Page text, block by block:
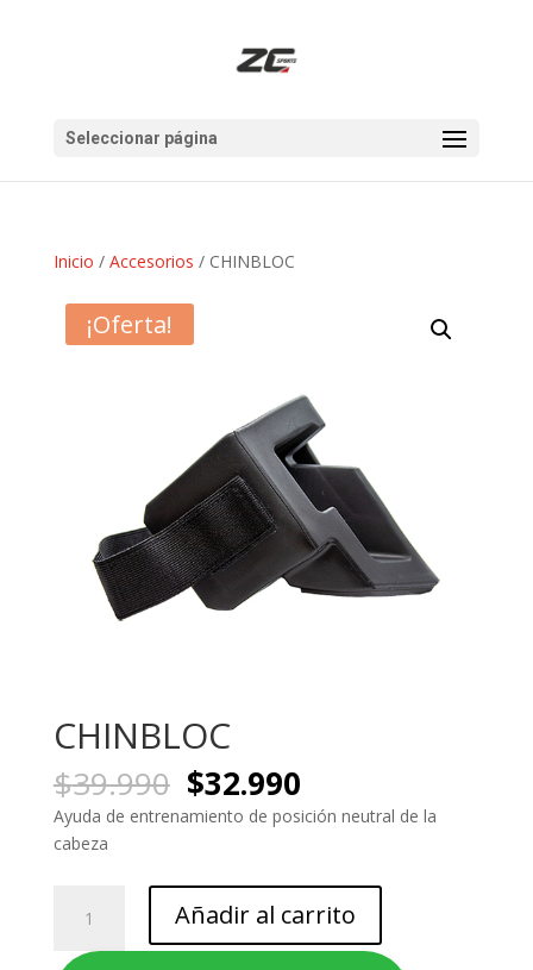
Seleccionar página
Inicio / Accesorios / CHINBLOC
¡Oferta!
CHINBLOC
$39.990 El
precio
original
$39.990.
$32.990El
precio
actual
$32.990.
Ayuda de entrenamiento de posición neutral de la
cabeza
cantidad
Añadir al carrito